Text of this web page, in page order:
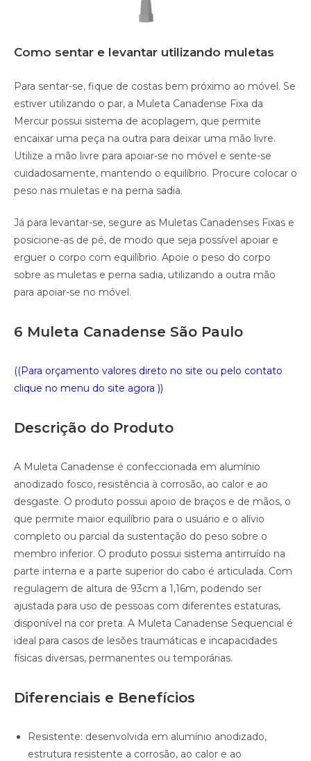
Como sentar e levantar utilizando muletas
Para sentar-se, fique de costas bem próximo ao móvel. Se
estiver utilizando o par, a Muleta Canadense Fixa da
Mercur possui sistema de acoplagem, que permite
encaixar uma peça na outra para deixar uma mão livre.
Utilize a mão livre para apoiar-se no móvel e sente-se
cuidadosamente, mantendo o equilíbrio. Procure colocar o
peso nas muletas e na perna sadia.
Já para levantar-se, segure as Muletas Canadenses Fixas e
posicione-as de pé, de modo que seja possível apoiar e
erguer o corpo com equilíbrio. Apoie o peso do corpo
sobre as muletas e perna sadia, utilizando a outra mão
para apoiar-se no móvel.
6 Muleta Canadense São Paulo
((Para orçamento valores direto no site ou pelo contato
clique no menu do site agora ))
Descrição do Produto
A Muleta Canadense é confeccionada em alumínio
anodizado fosco, resistência à corrosão, ao calor e ao
desgaste. O produto possui apoio de braços e de mãos, o
que permite maior equilíbrio para o usuário e o alívio
completo ou parcial da sustentação do peso sobre o
membro inferior. O produto possui sistema antirruído na
parte interna e a parte superior do cabo é articulada. Com
regulagem de altura de 93cm a 1,16m, podendo ser
ajustada para uso de pessoas com diferentes estaturas,
disponível na cor preta. A Muleta Canadense Sequencial é
ideal para casos de lesões traumáticas e incapacidades
físicas diversas, permanentes ou temporárias.
Diferenciais e Benefícios
Resistente: desenvolvida em alumínio anodizado,
estrutura resistente a corrosão, ao calor e ao